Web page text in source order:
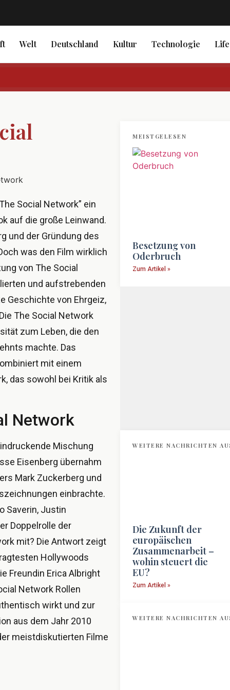
Welt Deutschland Kultur Technologie
Social Network” ein
auf die große Leinwand.
und der Gründung des
was den Film wirklich
von The Social
und aufstrebenden
Geschichte von Ehrgeiz,
The Social Network
zum Leben, die den
machte. Das
mit einem
das sowohl bei Kritik als
Network
Mischung
Eisenberg übernahm
Mark Zuckerberg und
einbrachte.
Saverin, Justin
Doppelrolle der
mit? Die Antwort zeigt
Hollywoods
Freundin Erica Albright
Network Rollen
wirkt und zur
aus dem Jahr 2010
meistdiskutierten Filme
MEISTGELESEN
Besetzung von
Oderbruch
Zum Artikel »
WEITERE NACHRICHTEN
Die Zukunft der
europäischen
Zusammenarbeit –
wohin steuert die
EU?
Zum Artikel »
WEITERE NACHRICHTEN